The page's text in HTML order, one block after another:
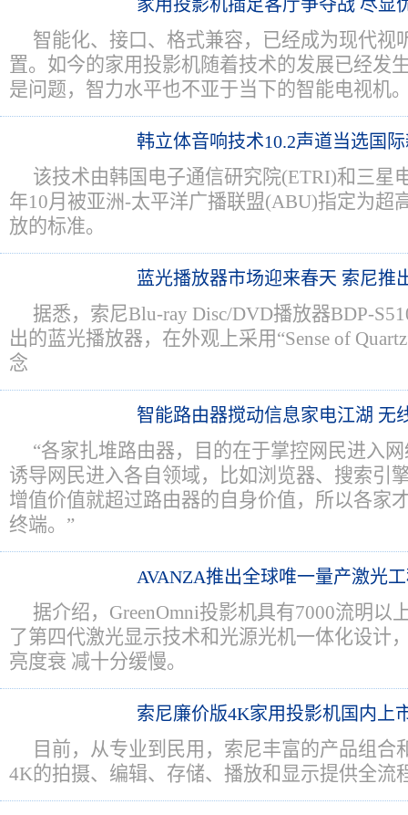
家用投影机插足客厅争夺战 尽显
智能化、接口、格式兼容，已经成为现代视
置。如今的家用投影机随着技术的发展已经发
是问题，智力水平也不亚于当下的智能电视机
韩立体音响技术10.2声道当选国
该技术由韩国电子通信研究院(ETRI)和三星
年10月被亚洲-太平洋广播联盟(ABU)指定为超
放的标准。
蓝光播放器市场迎来春天 索尼推
据悉，索尼Blu-ray Disc/DVD播放器BDP-
出的蓝光播放器，在外观上采用“Sense of
念
智能路由器搅动信息家电江湖 无
“各家扎堆路由器，目的在于掌控网民进入
诱导网民进入各自领域，比如浏览器、搜索引
增值价值就超过路由器的自身价值，所以各家
终端。”
AVANZA推出全球唯一量产激光
据介绍，GreenOmni投影机具有7000流明以
了第四代激光显示技术和光源光机一体化设计
亮度衰 减十分缓慢。
索尼廉价版4K家用投影机国内上
目前，从专业到民用，索尼丰富的产品组合
4K的拍摄、编辑、存储、播放和显示提供全流